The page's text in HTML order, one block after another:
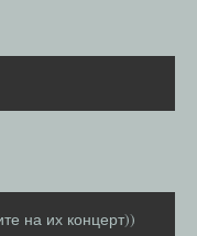
на их концерт))